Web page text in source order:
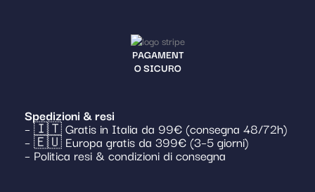
PAGAMENT
O SICURO
Spedizioni & resi
– 🇮🇹 Gratis in Italia da 99€ (consegna 48/72h)
– 🇪🇺 Europa gratis da 399€ (3–5 giorni)
– Politica resi & condizioni di consegna